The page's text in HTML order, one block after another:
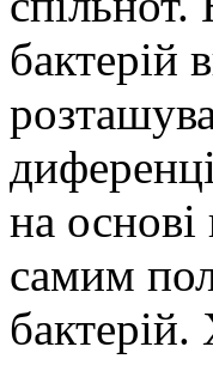
бактерій
на основі
самим